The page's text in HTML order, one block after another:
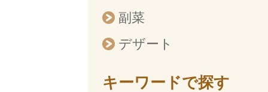
副菜
デザート
キーワードで探す